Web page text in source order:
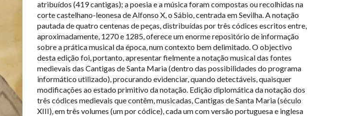
atribuídos (419 cantigas); a poesia e a música foram compostas ou recolhidas na
corte castelhano-leonesa de Alfonso X, o Sábio, centrada em Sevilha. A notação
pautada de quatro centenas de peças, distribuídas por três códices escritos entre,
aproximadamente, 1270 e 1285, oferece um enorme repositório de informação
sobre a prática musical da época, num contexto bem delimitado. O objectivo
desta edição foi, portanto, apresentar fielmente a notação musical das fontes
medievais das Cantigas de Santa Maria (dentro das possibilidades do programa
informático utilizado), procurando evidenciar, quando detectáveis, quaisquer
modificações ao estado primitivo da notação. Edição diplomática da notação dos
três códices medievais que contêm, musicadas, Cantigas de Santa Maria (século
XIII), em três volumes (um por códice), cada um com versão portuguesa e inglesa